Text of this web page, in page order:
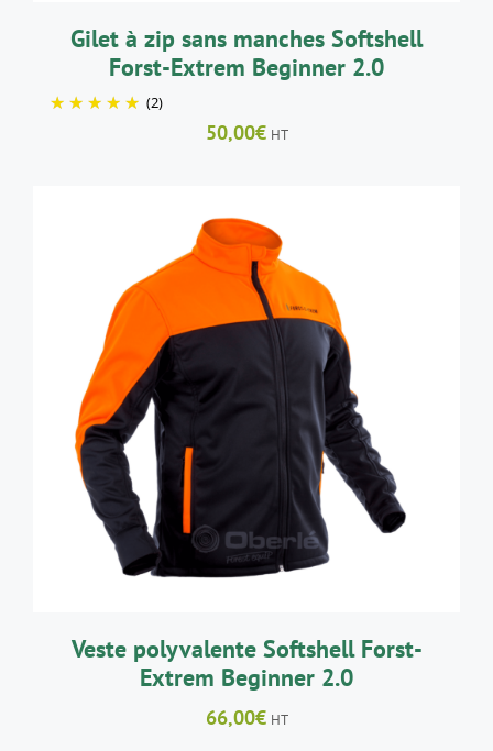
LA
PAGE
DU
Gilet à zip sans manches Softshell
Forst-Extrem Beginner 2.0
(2)
50,00€ HT
CHOIX DES OPTIONS
PRODUIT
PLUSIEURS
VARIATIONS.
LES
OPTIONS
PEUVENT
ÊTRE
LA
PAGE
DU
DÉTAILS
Veste polyvalente Softshell Forst-
Extrem Beginner 2.0
66,00€ HT